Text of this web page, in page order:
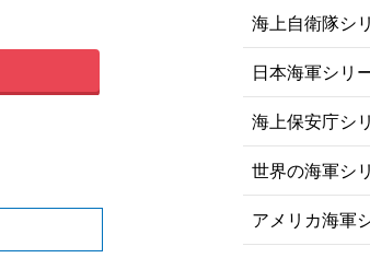
海上自衛隊シ
日本海軍シリ
海上保安庁シ
世界の海軍シ
アメリカ海軍